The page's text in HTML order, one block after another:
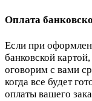
Оплата
Если при
банковской
оговорим с вами
когда все будет
оплаты вашего